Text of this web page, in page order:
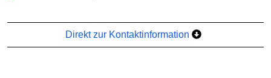
Direkt zur Kontaktinformation